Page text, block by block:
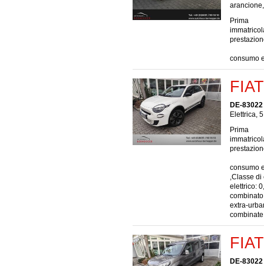
Prima
consumo
DE-
Elettrica,
Prima
consumo
,Classe di
elettrico:
extra-
DE-